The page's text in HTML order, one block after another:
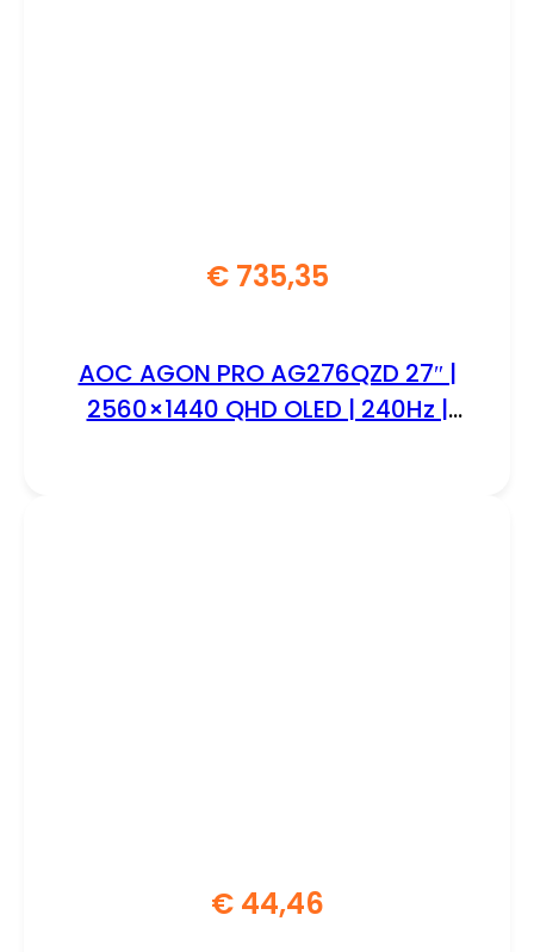
€735,35
AOC AGON PRO AG276QZD 27″ |
2560×1440 QHD OLED | 240Hz |
€44,46